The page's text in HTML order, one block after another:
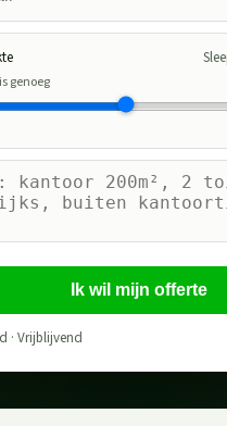
genoeg
Ik wil mijn offerte
· Vrijblijvend